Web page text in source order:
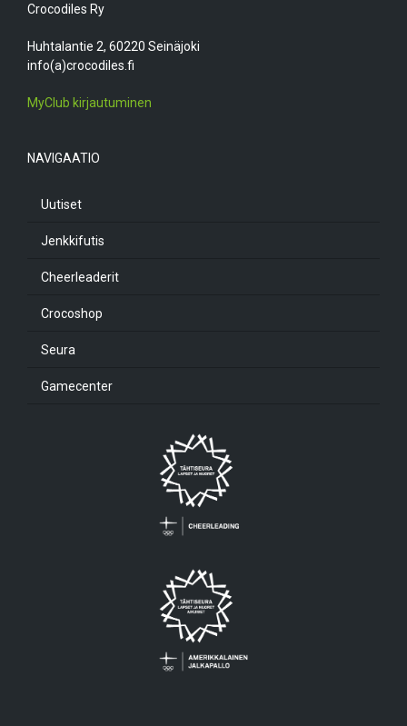
Crocodiles Ry
Huhtalantie 2, 60220 Seinäjoki
info(a)crocodiles.fi
MyClub kirjautuminen
NAVIGAATIO
Uutiset
Jenkkifutis
Cheerleaderit
Crocoshop
Seura
Gamecenter